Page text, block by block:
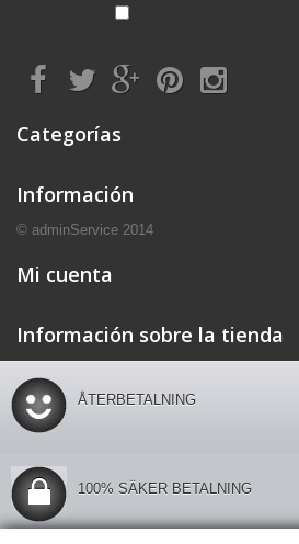
Categorías
Información
© adminService 2014
Mi cuenta
Información sobre la tienda
ÅTERBETALNING
100% SÄKER BETALNING